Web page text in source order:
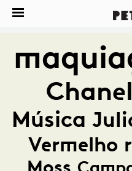
Chanel
Música
Vermelho